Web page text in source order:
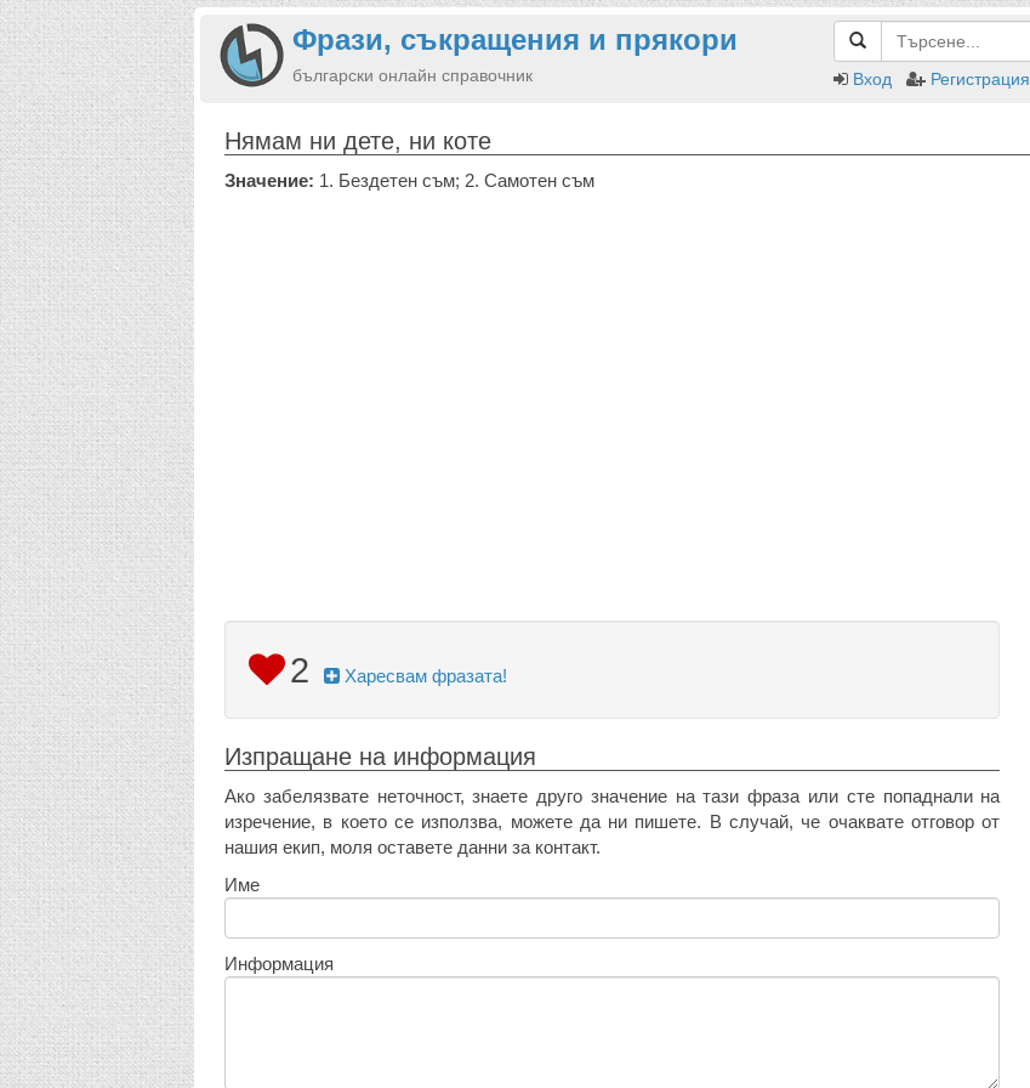
Фрази, съкращения и прякори
български онлайн справочник
Вход
Регистрация
Нямам ни дете, ни коте
Значение: 1. Бездетен съм; 2. Самотен съм
2 Харесвам фразата!
Изпращане на информация
Ако забелязвате неточност, знаете друго значение на тази фраза или сте попаднали на
изречение, в което се използва, можете да ни пишете. В случай, че очаквате отговор от
нашия екип, моля оставете данни за контакт.
Име
Информация